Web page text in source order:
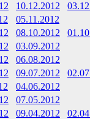
10.12.2012
05.11.2012
08.10.2012
03.09.2012
06.08.2012
09.07.2012
04.06.2012
07.05.2012
09.04.2012